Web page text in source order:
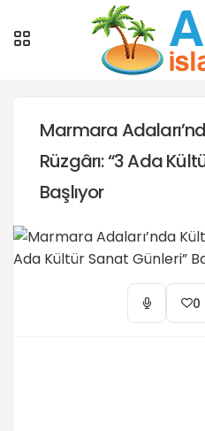
Marmara
Rüzgârı: “3 Ada
Başlıyor
0